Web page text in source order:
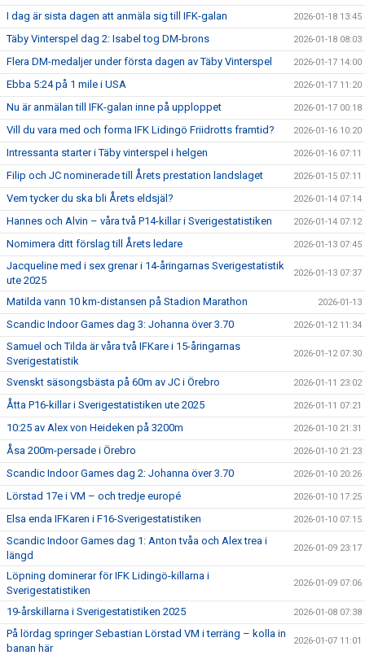
I dag är sista dagen att anmäla sig till IFK-galan 2026-01-18 13:45
Täby Vinterspel dag 2: Isabel tog DM-brons 2026-01-18 08:03
Flera DM-medaljer under första dagen av Täby Vinterspel 2026-01-17 14:00
Ebba 5:24 på 1 mile i USA 2026-01-17 11:20
Nu är anmälan till IFK-galan inne på upploppet 2026-01-17 00:18
Vill du vara med och forma IFK Lidingö Friidrotts framtid? 2026-01-16 10:20
Intressanta starter i Täby vinterspel i helgen 2026-01-16 07:11
Filip och JC nominerade till Årets prestation landslaget 2026-01-15 07:11
Vem tycker du ska bli Årets eldsjäl? 2026-01-14 07:14
Hannes och Alvin – våra två P14-killar i Sverigestatistiken 2026-01-14 07:12
Nomimera ditt förslag till Årets ledare 2026-01-13 07:45
Jacqueline med i sex grenar i 14-åringarnas Sverigestatistik
ute 2025
2026-01-13 07:37
Matilda vann 10 km-distansen på Stadion Marathon 2026-01-13
Scandic Indoor Games dag 3: Johanna över 3.70 2026-01-12 11:34
Samuel och Tilda är våra två IFKare i 15-åringarnas
Sverigestatistik
2026-01-12 07:30
Svenskt säsongsbästa på 60m av JC i Örebro 2026-01-11 23:02
Åtta P16-killar i Sverigestatistiken ute 2025 2026-01-11 07:21
10:25 av Alex von Heideken på 3200m 2026-01-10 21:31
Åsa 200m-persade i Örebro 2026-01-10 21:23
Scandic Indoor Games dag 2: Johanna över 3.70 2026-01-10 20:26
Lörstad 17e i VM – och tredje europé 2026-01-10 17:25
Elsa enda IFKaren i F16-Sverigestatistiken 2026-01-10 07:15
Scandic Indoor Games dag 1: Anton tvåa och Alex trea i
längd
2026-01-09 23:17
Löpning dominerar för IFK Lidingö-killarna i
Sverigestatistiken
2026-01-09 07:06
19-årskillarna i Sverigestatistiken 2025 2026-01-08 07:38
På lördag springer Sebastian Lörstad VM i terräng – kolla in
banan här
2026-01-07 11:01